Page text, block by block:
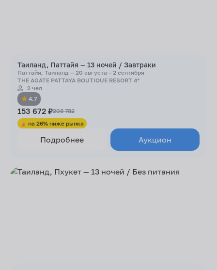
Таиланд, Паттайя — 13 ночей / Завтраки
Паттайя, Таиланд — 20 августа – 2 сентября
THE AGATE PATTAYA BOUTIQUE RESORT 4*
2 чел
4.7
153 672 ₽208 782
на 26% ниже рынка
Подробнее Аукцион